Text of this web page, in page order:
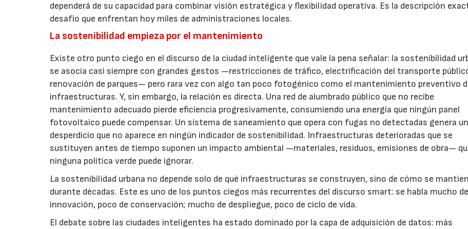
dependerá de su capacidad para combinar visión estratégica y flexibilidad operativa. Es la descripción
desafío que enfrentan hoy miles de administraciones locales.
La sostenibilidad empieza por el mantenimiento
Existe otro punto ciego en el discurso de la ciudad inteligente que vale la pena señalar: la sostenibilidad
se asocia casi siempre con grandes gestos —restricciones de tráfico, electrificación del transporte
renovación de parques— pero rara vez con algo tan poco fotogénico como el mantenimiento preventivo
infraestructuras. Y, sin embargo, la relación es directa. Una red de alumbrado público que no recibe
mantenimiento adecuado pierde eficiencia progresivamente, consumiendo una energía que ningún panel
fotovoltaico puede compensar. Un sistema de saneamiento que opera con fugas no detectadas genera un
desperdicio que no aparece en ningún indicador de sostenibilidad. Infraestructuras deterioradas que se
sustituyen antes de tiempo suponen un impacto ambiental —materiales, residuos, emisiones de obra—
ninguna política verde puede ignorar.
La sostenibilidad urbana no depende solo de qué infraestructuras se construyen, sino de cómo se
durante décadas. Este es uno de los puntos ciegos más recurrentes del discurso smart: se habla mucho de
innovación, poco de conservación; mucho de despliegue, poco de ciclo de vida.
El debate sobre las ciudades inteligentes ha estado dominado por la capa de adquisición de datos: más